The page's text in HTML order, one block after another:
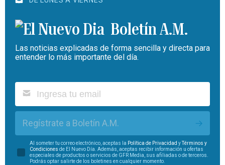
Boletín A.M.
Las noticias explicadas de forma sencilla y directa para
entender lo más importante del día.
Regístrate a Boletín A.M.
Al someter tu correo electrónico, aceptas la Política de Privacidad yTérminos y
Condiciones de El Nuevo Día. Además, aceptas recibir información u ofertas
especiales de productos o servicios de GFR Media, sus afiliadas o de terceros.
Podrás optar salirte de los boletines en cualquier momento.